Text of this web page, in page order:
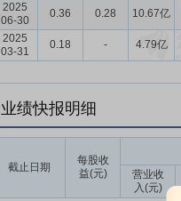
2025
06-30
0.36 0.28 10.67亿
2025
03-31
0.18 - 4.79亿
业绩快报明细
截止日期
每股收
益(元)
营业收
入(元)